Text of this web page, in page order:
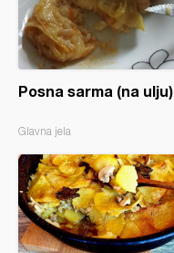
Posna sarma (na ulju)
Glavna jela